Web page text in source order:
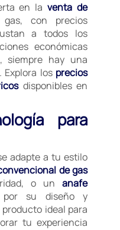
en laventa de
con precios
a todos los
económicas
siempre hay una
Explora los precios
disponibles en
para
adapte a tu estilo
de gas
o un anafe
su diseño y
ideal para
tu experiencia